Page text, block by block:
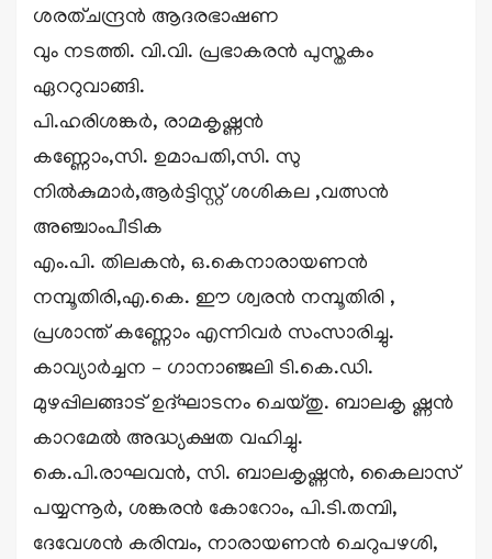
ശരത്ചന്ദ്രൻ ആദരഭാഷണ
വും നടത്തി. വി.വി. പ്രഭാകരൻ പുസ്തകം
ഏററുവാങ്ങി.
പി.ഹരിശങ്കർ, രാമകൃഷ്ണൻ
കണ്ണോം,സി. ഉമാപതി,സി. സു
നിൽകുമാർ,ആർട്ടിസ്റ്റ് ശശികല ,വത്സൻ
അഞ്ചാംപീടിക
എം.പി. തിലകൻ, ഒ.കെനാരായണൻ
നമ്പൂതിരി,എ.കെ. ഈ ശ്വരൻ നമ്പൂതിരി ,
പ്രശാന്ത് കണ്ണോം എന്നിവർ സംസാരിച്ചു.
കാവ്യാർച്ചന – ഗാനാഞ്ജലി ടി.കെ.ഡി.
മുഴപ്പിലങ്ങാട് ഉദ്ഘാടനം ചെയ്തു. ബാലകൃ ഷ്ണൻ
കാറമേൽ അദ്ധ്യക്ഷത വഹിച്ചു.
കെ.പി.രാഘവൻ, സി. ബാലകൃഷ്ണൻ, കൈലാസ്
പയ്യന്നൂർ, ശങ്കരൻ കോറോം, പി.ടി.തമ്പി,
ദേവേശൻ കരിമ്പം, നാരായണൻ ചെറുപഴശി,